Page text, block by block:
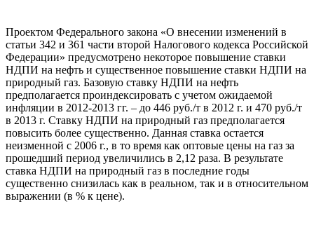
Проектом Федерального закона «О внесении изменений в
статьи 342 и 361 части второй Налогового кодекса Российской
Федерации» предусмотрено некоторое повышение ставки
НДПИ на нефть и существенное повышение ставки НДПИ на
природный газ. Базовую ставку НДПИ на нефть
предполагается проиндексировать с учетом ожидаемой
инфляции в 2012-2013 гг. – до 446 руб./т в 2012 г. и 470 руб./т
в 2013 г. Ставку НДПИ на природный газ предполагается
повысить более существенно. Данная ставка остается
неизменной с 2006 г., в то время как оптовые цены на газ за
прошедший период увеличились в 2,12 раза. В результате
ставка НДПИ на природный газ в последние годы
существенно снизилась как в реальном, так и в относительном
выражении (в % к цене).